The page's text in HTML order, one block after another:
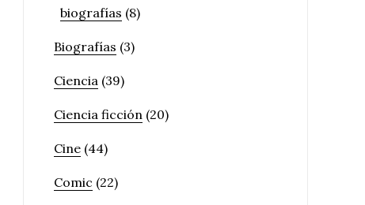
biografías (8)
Biografías (3)
Ciencia (39)
Ciencia ficción (20)
Cine (44)
Comic (22)